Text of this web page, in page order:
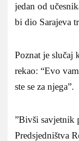
jedan od
bi dio Sarajeva
Poznat je slučaj
rekao: “Evo
ste se za njega”.
”Bivši savjetnik
Predsjedništva